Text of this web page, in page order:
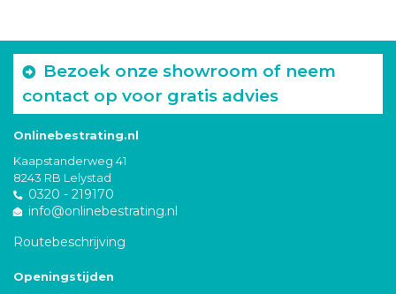
Bezoek onze showroom of neem
contact op voor gratis advies
Onlinebestrating.nl
Kaapstanderweg 41
8243 RB Lelystad
0320 - 219170
info@onlinebestrating.nl
Routebeschrijving
Openingstijden